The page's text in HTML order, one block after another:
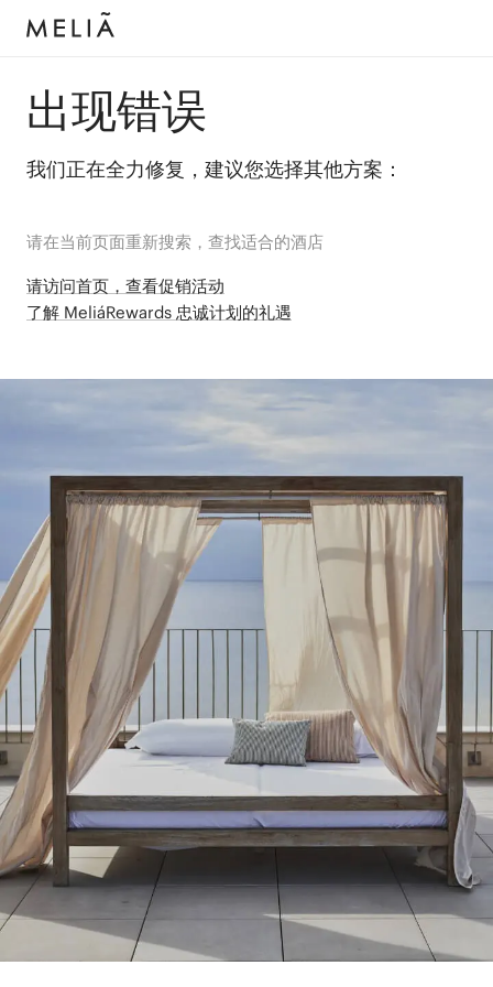
出现错误
我们正在全力修复，建议您选择其他方案：
请在当前页面重新搜索，查找适合的酒店
请访问首页，查看促销活动
了解 MeliáRewards 忠诚计划的礼遇